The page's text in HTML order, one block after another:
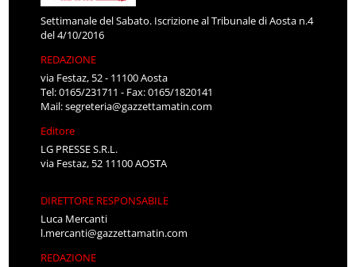
Settimanale del Sabato. Iscrizione al Tribunale di Aosta n.4
del 4/10/2016
REDAZIONE
via Festaz, 52 - 11100 Aosta
Tel: 0165/231711 - Fax: 0165/1820141
Mail:segreteria@gazzettamatin.com
Editore
LG PRESSE S.R.L.
via Festaz, 52 11100 AOSTA
DIRETTORE RESPONSABILE
Luca Mercanti
l.mercanti@gazzettamatin.com
REDAZIONE